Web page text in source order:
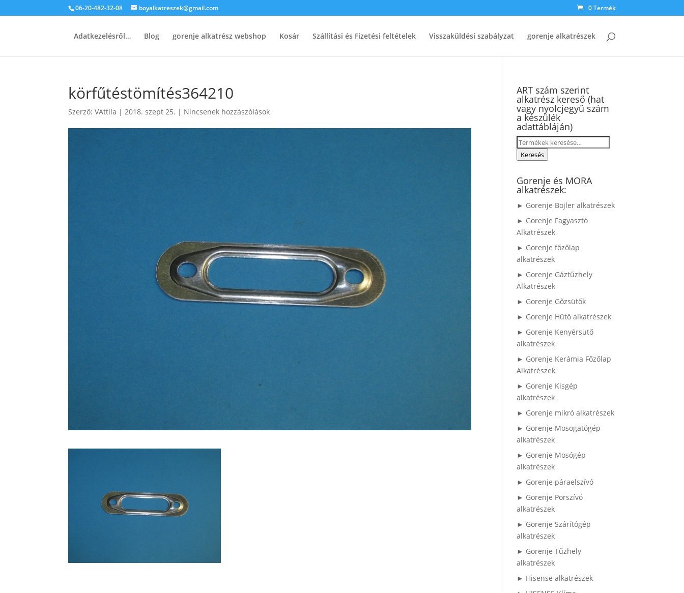
06-20-482-32-08 boyalkatreszek@gmail.com 0 Termék
Adatkezelésről… Blog gorenje alkatrész webshop Kosár Szállítási és Fizetési feltételek Visszaküldési szabályzat gorenje alkatrészek
körfűtéstömítés364210
Szerző:VAttila |2018. szept 25. | Nincsenek hozzászólások
ART szám szerint
alkatrész kereső (hat
vagy nyolcjegyű szám
a készülék
adattábláján)
Keresés
a Keresés
Gorenje és MORA
alkatrészek:
► Gorenje Bojler alkatrészek
► Gorenje Fagyasztó
Alkatrészek
► Gorenje főzőlap
alkatrészek
► Gorenje Gáztűzhely
Alkatrészek
► Gorenje Gőzsütők
► Gorenje Hűtő alkatrészek
► Gorenje Kenyérsütő
alkatrészek
► Gorenje Kerámia Főzőlap
Alkatrészek
► Gorenje Kisgép
alkatrészek
► Gorenje mikró alkatrészek
► Gorenje Mosogatógép
alkatrészek
► Gorenje Mosógép
alkatrészek
► Gorenje páraelszívó
► Gorenje Porszívó
alkatrészek
► Gorenje Szárítógép
alkatrészek
► Gorenje Tűzhely
alkatrészek
► Hisense alkatrészek